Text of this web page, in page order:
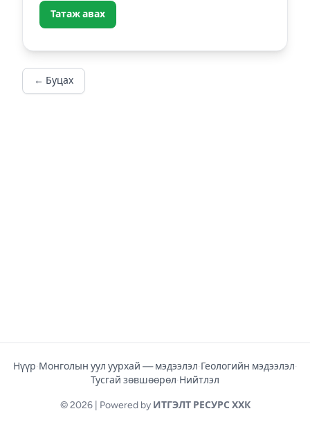
Татаж авах
← Буцах
Нүүр·Монголын уул уурхай — мэдээлэл·Геологийн мэдээлэл·
Тусгай зөвшөөрөл·Нийтлэл
© 2026 | Powered by ИТГЭЛТ РЕСУРС ХХК